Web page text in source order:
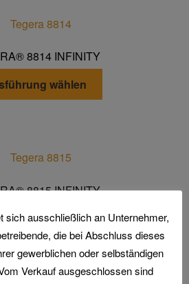
8814 INFINITY
wählen
können
auf
der
Produktseite
8815 INFINITY
wählen
Dieses
Produkt
mehrere
Varianten
sich ausschließlich an Unternehmer,
die bei Abschluss dieses
gewerblichen oder selbständigen
Verkauf ausgeschlossen sind